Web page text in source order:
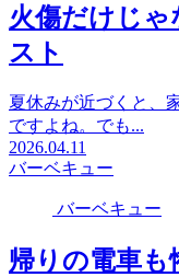
火傷だけじ
スト
夏休みが近づくと、
ですよね。でも...
2026.04.11
バーベキュー
バーベキュー
帰りの電車